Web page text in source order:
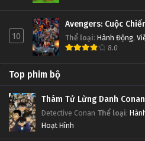
10
Avengers: Cuộc
Thể loại: Hành Động,
8.0
Top phim bộ
Thám Tử Lừng Danh
Detective Conan Thể loại:
Hoạt Hình